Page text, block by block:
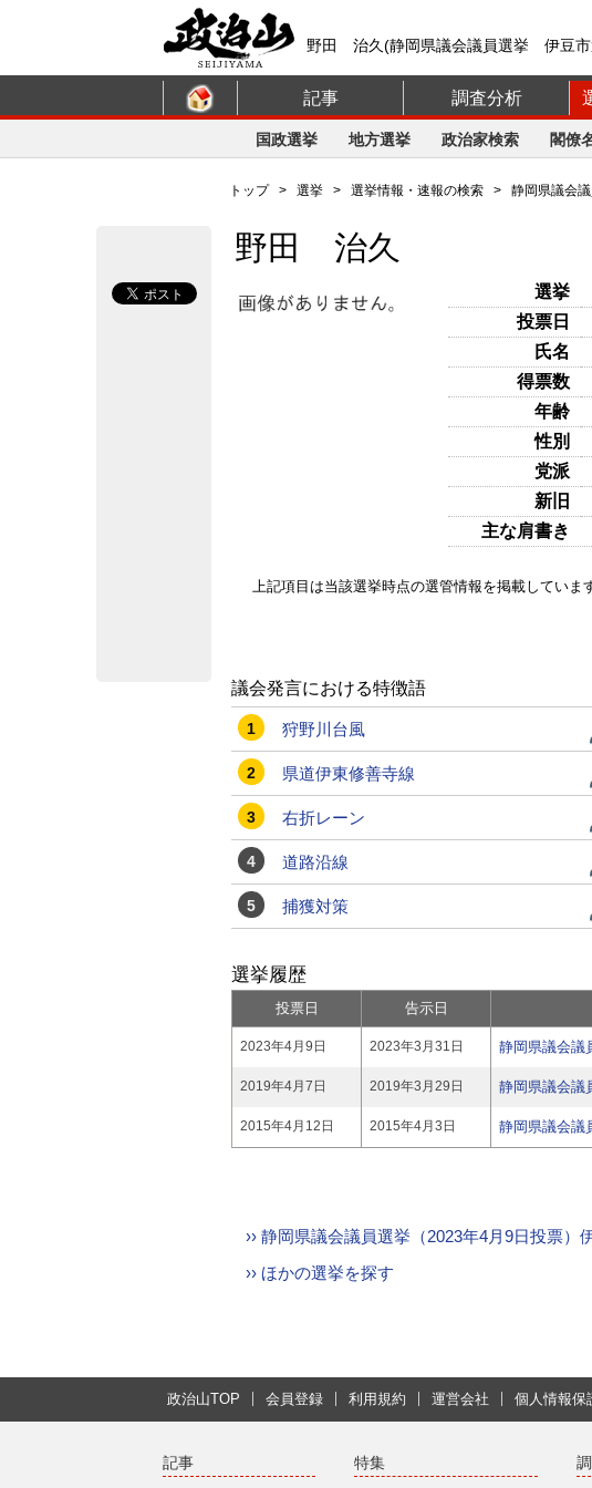
野田 治久(静岡県議会議員選挙 伊豆市
記事 調査分析
国政選挙 地方選挙 政治家検索 閣僚
トップ> 選挙 > 選挙情報・速報の検索 > 静岡県議会
野田 治久
選挙
投票日
氏名
得票数
年齢
性別
党派
新旧
主な肩書き
上記項目は当該選挙時点の選管情報を掲載してい
議会発言における特徴語
1 狩野川台風
2 県道伊東修善寺線
3 右折レーン
4 道路沿線
5 捕獲対策
選挙履歴
投票日 告示日
2023年4月9日 2023年3月31日 静岡県議会議
2019年4月7日 2019年3月29日 静岡県議会議
2015年4月12日 2015年4月3日 静岡県議会議
›› 静岡県議会議員選挙（2023年4月9日投票）
›› ほかの選挙を探す
政治山TOP 会員登録 利用規約 運営会社 個人情報保
記事 特集